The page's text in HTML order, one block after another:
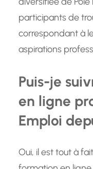
participants de
correspondant à
aspirations
Puis-je
en ligne
Emploi
Oui, il est tout à